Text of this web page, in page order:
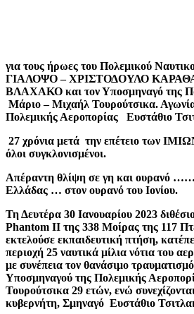
για τους ήρωες του Πολεμικού
ΓΙΑΛΟΨΟ – ΧΡΙΣΤΟΔΟΥΛΟ
ΒΛΑΧΑΚΟ και τον Υποσμηναγό της
Μάριο – Μιχαήλ Τουρούτσικα.
Πολεμικής Αεροπορίας Ευστάθιο
27 χρόνια μετά την επέτειο των
όλοι συγκλονισμένοι.
Απέραντη θλίψη σε γη και ουρανό
Ελλάδας … στον ουρανό του Ιονίου.
Τη Δευτέρα 30 Ιανουαρίου 2023
Phantom II της 338 Μοίρας της 117
εκτελούσε εκπαιδευτική πτήση,
περιοχή 25 ναυτικά μίλια νότια του
με συνέπεια τον θανάσιμο
Υποσμηναγού της Πολεμικής
Τουρούτσικα 29 ετών, ενώ
κυβερνήτη, Σμηναγό Ευστάθιο